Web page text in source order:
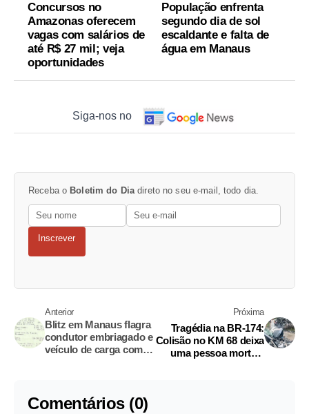
Concursos no
Amazonas oferecem
vagas com salários de
até R$ 27 mil; veja
oportunidades
População enfrenta
segundo dia de sol
escaldante e falta de
água em Manaus
Siga-nos no
Receba o Boletim do Dia direto no seu e-mail, todo dia.
Inscrever
Anterior
Blitz em Manaus flagra
condutor embriagado e
veículo de carga com
Próxima
Tragédia na BR-174:
Colisão no KM 68 deixa
uma pessoa morta e
Comentários (0)